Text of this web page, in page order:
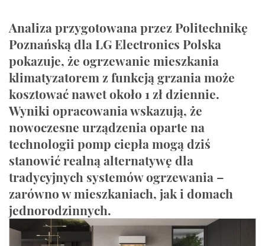
Analiza przygotowana przez Politechnikę
Poznańską dla LG Electronics Polska
pokazuje, że ogrzewanie mieszkania
klimatyzatorem z funkcją grzania może
kosztować nawet około 1 zł dziennie.
Wyniki opracowania wskazują, że
nowoczesne urządzenia oparte na
technologii pomp ciepła mogą dziś
stanowić realną alternatywę dla
tradycyjnych systemów ogrzewania –
zarówno w mieszkaniach, jak i domach
jednorodzinnych.